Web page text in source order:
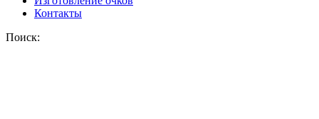
Контакты
Поиск: